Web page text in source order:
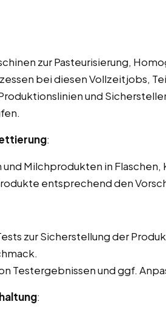
zur Pasteurisierung,
bei diesen Vollzeitjobs,
und
:
Milchprodukten in Flaschen,
entsprechend den
zur Sicherstellung der
Testergebnissen und ggf.
: